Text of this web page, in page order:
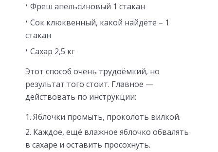
Фреш апельсиновый 1 стакан
Сок клюквенный, какой найдёте – 1
стакан
Сахар 2,5 кг
Этот способ очень трудоёмкий, но
результат того стоит. Главное —
действовать по инструкции:
Яблочки промыть, проколоть вилкой.
Каждое, ещё влажное яблочко обвалять
в сахаре и оставить просохнуть.